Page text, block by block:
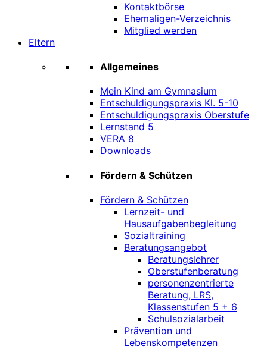
Kontaktbörse
Ehemaligen-Verzeichnis
Mitglied werden
Eltern
Allgemeines
Mein Kind am Gymnasium
Entschuldigungspraxis Kl. 5-10
Entschuldigungspraxis Oberstufe
Lernstand 5
VERA 8
Downloads
Fördern & Schützen
Fördern & Schützen
Lernzeit- und
Hausaufgabenbegleitung
Sozialtraining
Beratungsangebot
Beratungslehrer
Oberstufenberatung
personenzentrierte
Beratung, LRS,
Klassenstufen 5 + 6
Schulsozialarbeit
Prävention und
Lebenskompetenzen